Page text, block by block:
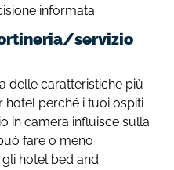
informata.
servizio
delle caratteristiche più
hotel perché i tuoi ospiti
in camera influisce sulla
fare o meno
hotel bed and